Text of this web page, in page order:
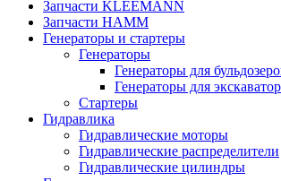
Запчасти KLEEMANN
Запчасти HAMM
Генераторы и стартеры
Генераторы
Генераторы для
Генераторы для
Стартеры
Гидравлика
Гидравлические моторы
Гидравлические распределители
Гидравлические цилиндры